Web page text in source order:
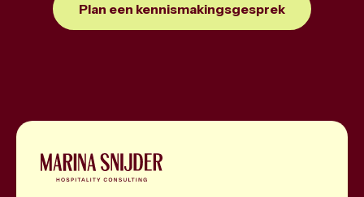
Plan een kennismakingsgesprek
Naar